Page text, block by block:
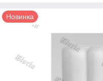
Новинка